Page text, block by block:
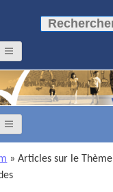
Rechercher :
» Articles sur le Thème